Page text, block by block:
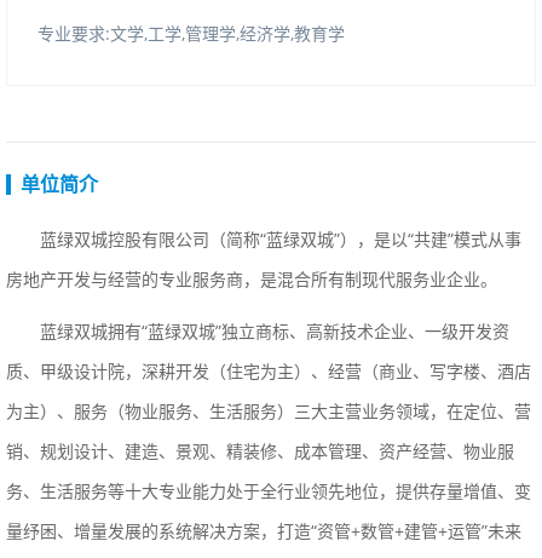
专业要求:文学,工学,管理学,经济学,教育学
单位简介
蓝绿双城控股有限公司（简称“蓝绿双城”），是以“共建”模式从事
房地产开发与经营的专业服务商，是混合所有制现代服务业企业。
蓝绿双城拥有“蓝绿双城”独立商标、高新技术企业、一级开发资
质、甲级设计院，深耕开发（住宅为主）、经营（商业、写字楼、酒店
为主）、服务（物业服务、生活服务）三大主营业务领域，在定位、营
销、规划设计、建造、景观、精装修、成本管理、资产经营、物业服
务、生活服务等十大专业能力处于全行业领先地位，提供存量增值、变
量纾困、增量发展的系统解决方案，打造“资管+数管+建管+运管”未来